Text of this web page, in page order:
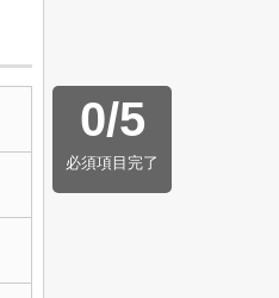
0/5
必須項目完了